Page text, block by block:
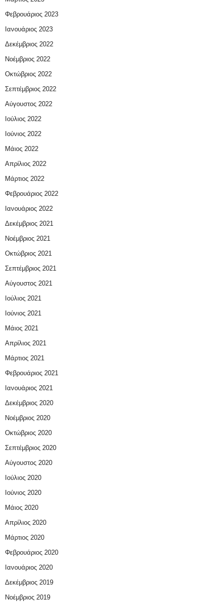
Φεβρουάριος 2023
Ιανουάριος 2023
Δεκέμβριος 2022
Νοέμβριος 2022
Οκτώβριος 2022
Σεπτέμβριος 2022
Αύγουστος 2022
Ιούλιος 2022
Ιούνιος 2022
Μάιος 2022
Απρίλιος 2022
Μάρτιος 2022
Φεβρουάριος 2022
Ιανουάριος 2022
Δεκέμβριος 2021
Νοέμβριος 2021
Οκτώβριος 2021
Σεπτέμβριος 2021
Αύγουστος 2021
Ιούλιος 2021
Ιούνιος 2021
Μάιος 2021
Απρίλιος 2021
Μάρτιος 2021
Φεβρουάριος 2021
Ιανουάριος 2021
Δεκέμβριος 2020
Νοέμβριος 2020
Οκτώβριος 2020
Σεπτέμβριος 2020
Αύγουστος 2020
Ιούλιος 2020
Ιούνιος 2020
Μάιος 2020
Απρίλιος 2020
Μάρτιος 2020
Φεβρουάριος 2020
Ιανουάριος 2020
Δεκέμβριος 2019
Νοέμβριος 2019